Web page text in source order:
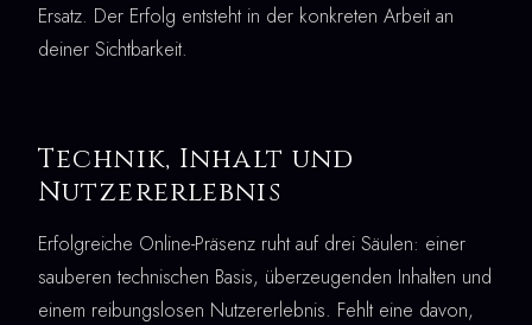
Ersatz. Der Erfolg entsteht in der konkreten Arbeit an
deiner Sichtbarkeit.
Technik, Inhalt und
Nutzererlebnis
Erfolgreiche Online-Präsenz ruht auf drei Säulen: einer
sauberen technischen Basis, überzeugenden Inhalten und
einem reibungslosen Nutzererlebnis. Fehlt eine davon,